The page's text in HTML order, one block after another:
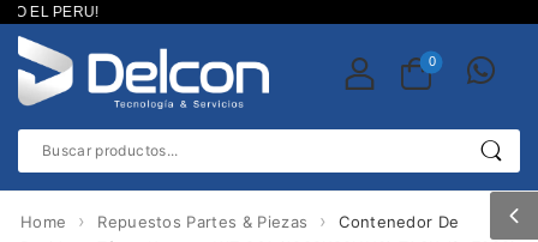
EL PERU!
0
Home › Repuestos Partes & Piezas ›
Contenedor De